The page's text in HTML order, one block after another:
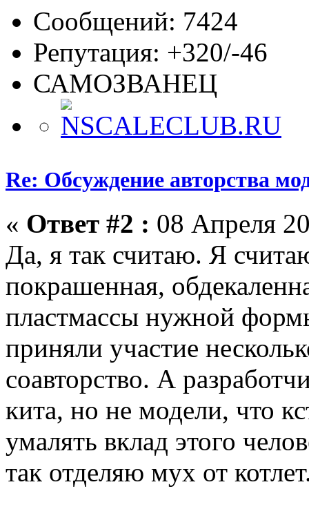
Сообщений: 7424
Репутация: +320/-46
САМОЗВАНЕЦ
Re: Обсуждение авторства
« Ответ #2 : 08 Апреля
Да, я так считаю. Я
покрашенная,
пластмассы нужной
приняли участие
соавторство. А
кита, но не модели, что
умалять вклад этого
так отделяю мух от